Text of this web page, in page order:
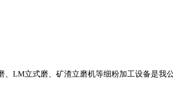
LM立式磨、矿渣立磨机等细粉加工设备是我